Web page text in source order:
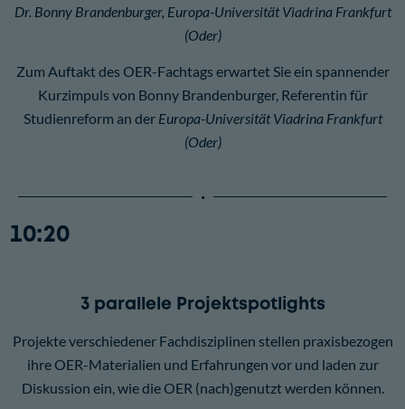
Dr. Bonny Brandenburger, Europa-Universität Viadrina Frankfurt
(Oder)
Zum Auftakt des OER-Fachtags erwartet Sie ein spannender
Kurzimpuls von Bonny Brandenburger, Referentin für
Studienreform an der Europa-Universität Viadrina Frankfurt
(Oder)
10:20
3 parallele Projektspotlights
Projekte verschiedener Fachdisziplinen stellen praxisbezogen
ihre OER-Materialien und Erfahrungen vor und laden zur
Diskussion ein, wie die OER (nach)genutzt werden können.